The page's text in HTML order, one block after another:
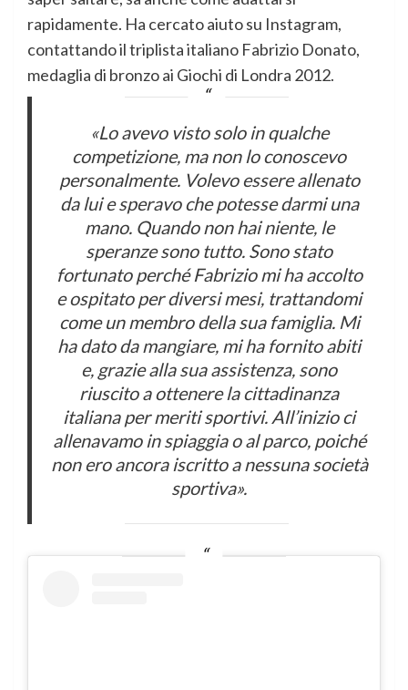
rapidamente. Ha cercato aiuto su Instagram,
contattando il triplista italiano Fabrizio Donato,
medaglia di bronzo ai Giochi di Londra 2012.
«Lo avevo visto solo in qualche
competizione, ma non lo conoscevo
personalmente. Volevo essere allenato
da lui e speravo che potesse darmi una
mano. Quando non hai niente, le
speranze sono tutto. Sono stato
fortunato perché Fabrizio mi ha accolto
e ospitato per diversi mesi, trattandomi
come un membro della sua famiglia. Mi
ha dato da mangiare, mi ha fornito abiti
e, grazie alla sua assistenza, sono
riuscito a ottenere la cittadinanza
italiana per meriti sportivi. All’inizio ci
allenavamo in spiaggia o al parco, poiché
non ero ancora iscritto a nessuna società
sportiva».